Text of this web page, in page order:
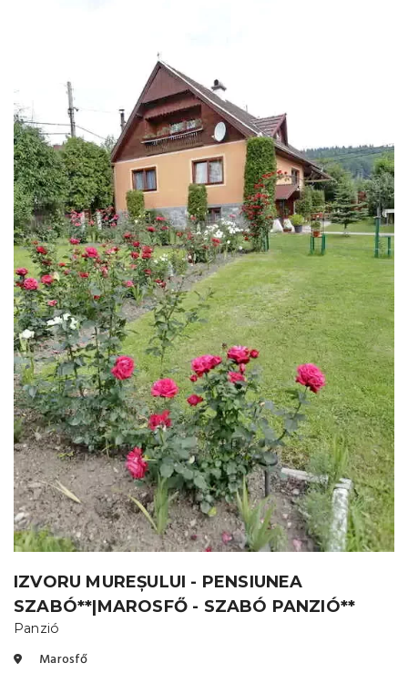
IZVORU MUREȘULUI - PENSIUNEA
SZABÓ**|MAROSFŐ - SZABÓ PANZIÓ**
Panzió
Marosfő